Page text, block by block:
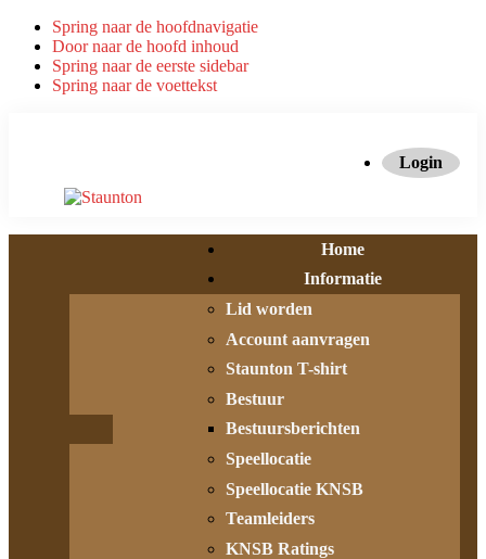
Spring naar de hoofdnavigatie
Door naar de hoofd inhoud
Spring naar de eerste sidebar
Spring naar de voettekst
Login
Home
Informatie
Lid worden
Account aanvragen
Staunton T-shirt
Bestuur
Bestuursberichten
Speellocatie
Speellocatie KNSB
Teamleiders
KNSB Ratings